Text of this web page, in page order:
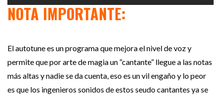
NOTA IMPORTANTE:
El autotune es un programa que mejora el nivel de voz y
permite que por arte de magia un “cantante” llegue a las notas
más altas y nadie se da cuenta, eso es un vil engaño y lo peor
es que los ingenieros sonidos de estos seudo cantantes ya se